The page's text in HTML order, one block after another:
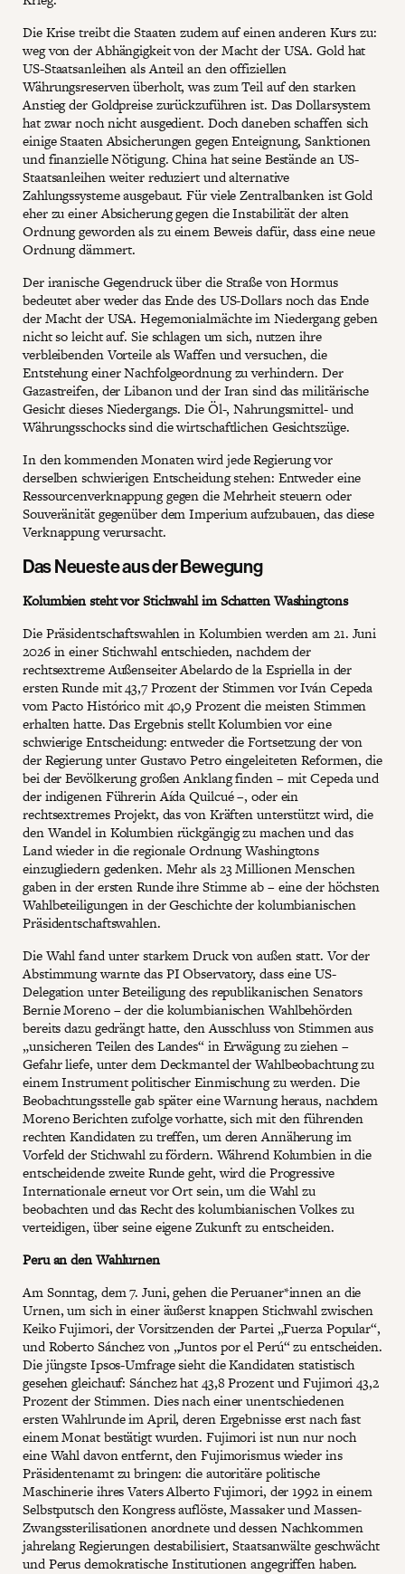
Die Krise treibt die Staaten zudem auf einen anderen Kurs zu:
weg von der Abhängigkeit von der Macht der USA. Gold hat
US-Staatsanleihen als Anteil an den offiziellen
Währungsreserven überholt, was zum Teil auf den starken
Anstieg der Goldpreise zurückzuführen ist. Das Dollarsystem
hat zwar noch nicht ausgedient. Doch daneben schaffen sich
einige Staaten Absicherungen gegen Enteignung, Sanktionen
und finanzielle Nötigung. China hat seine Bestände an US-
Staatsanleihen weiter reduziert und alternative
Zahlungssysteme ausgebaut. Für viele Zentralbanken ist Gold
eher zu einer Absicherung gegen die Instabilität der alten
Ordnung geworden als zu einem Beweis dafür, dass eine neue
Ordnung dämmert.
Der iranische Gegendruck über die Straße von Hormus
bedeutet aber weder das Ende des US-Dollars noch das Ende
der Macht der USA. Hegemonialmächte im Niedergang geben
nicht so leicht auf. Sie schlagen um sich, nutzen ihre
verbleibenden Vorteile als Waffen und versuchen, die
Entstehung einer Nachfolgeordnung zu verhindern. Der
Gazastreifen, der Libanon und der Iran sind das militärische
Gesicht dieses Niedergangs. Die Öl-, Nahrungsmittel- und
Währungsschocks sind die wirtschaftlichen Gesichtszüge.
In den kommenden Monaten wird jede Regierung vor
derselben schwierigen Entscheidung stehen: Entweder eine
Ressourcenverknappung gegen die Mehrheit steuern oder
Souveränität gegenüber dem Imperium aufzubauen, das diese
Verknappung verursacht.
Das Neueste aus der Bewegung
Kolumbien steht vor Stichwahl im Schatten Washingtons
Die Präsidentschaftswahlen in Kolumbien werden am 21. Juni
2026 in einer Stichwahl entschieden, nachdem der
rechtsextreme Außenseiter Abelardo de la Espriella in der
ersten Runde mit 43,7 Prozent der Stimmen vor Iván Cepeda
vom Pacto Histórico mit 40,9 Prozent die meisten Stimmen
erhalten hatte. Das Ergebnis stellt Kolumbien vor eine
schwierige Entscheidung: entweder die Fortsetzung der von
der Regierung unter Gustavo Petro eingeleiteten Reformen, die
bei der Bevölkerung großen Anklang finden – mit Cepeda und
der indigenen Führerin Aída Quilcué –, oder ein
rechtsextremes Projekt, das von Kräften unterstützt wird, die
den Wandel in Kolumbien rückgängig zu machen und das
Land wieder in die regionale Ordnung Washingtons
einzugliedern gedenken. Mehr als 23 Millionen Menschen
gaben in der ersten Runde ihre Stimme ab – eine der höchsten
Wahlbeteiligungen in der Geschichte der kolumbianischen
Präsidentschaftswahlen.
Die Wahl fand unter starkem Druck von außen statt. Vor der
Abstimmung warnte das PI Observatory, dass eine US-
Delegation unter Beteiligung des republikanischen Senators
Bernie Moreno – der die kolumbianischen Wahlbehörden
bereits dazu gedrängt hatte, den Ausschluss von Stimmen aus
„unsicheren Teilen des Landes“ in Erwägung zu ziehen –
Gefahr liefe, unter dem Deckmantel der Wahlbeobachtung zu
einem Instrument politischer Einmischung zu werden. Die
Beobachtungsstelle gab später eine Warnung heraus, nachdem
Moreno Berichten zufolge vorhatte, sich mit den führenden
rechten Kandidaten zu treffen, um deren Annäherung im
Vorfeld der Stichwahl zu fördern. Während Kolumbien in die
entscheidende zweite Runde geht, wird die Progressive
Internationale erneut vor Ort sein, um die Wahl zu
beobachten und das Recht des kolumbianischen Volkes zu
verteidigen, über seine eigene Zukunft zu entscheiden.
Peru an den Wahlurnen
Am Sonntag, dem 7. Juni, gehen die Peruaner*innen an die
Urnen, um sich in einer äußerst knappen Stichwahl zwischen
Keiko Fujimori, der Vorsitzenden der Partei „Fuerza Popular“,
und Roberto Sánchez von „Juntos por el Perú“ zu entscheiden.
Die jüngste Ipsos-Umfrage sieht die Kandidaten statistisch
gesehen gleichauf: Sánchez hat 43,8 Prozent und Fujimori 43,2
Prozent der Stimmen. Dies nach einer unentschiedenen
ersten Wahlrunde im April, deren Ergebnisse erst nach fast
einem Monat bestätigt wurden. Fujimori ist nun nur noch
eine Wahl davon entfernt, den Fujimorismus wieder ins
Präsidentenamt zu bringen: die autoritäre politische
Maschinerie ihres Vaters Alberto Fujimori, der 1992 in einem
Selbstputsch den Kongress auflöste, Massaker und Massen-
Zwangssterilisationen anordnete und dessen Nachkommen
jahrelang Regierungen destabilisiert, Staatsanwälte geschwächt
und Perus demokratische Institutionen angegriffen haben.